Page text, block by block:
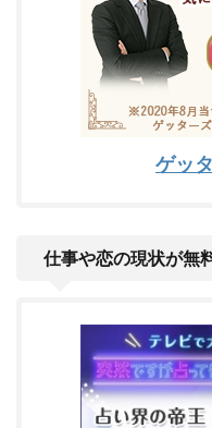
ゲッ
仕事や恋の現状が無